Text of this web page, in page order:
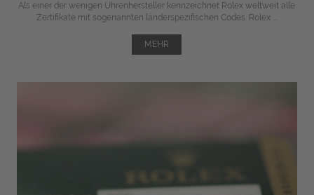
Als einer der wenigen Uhrenhersteller kennzeichnet Rolex weltweit alle
Zertifikate mit sogenannten länderspezifischen Codes. Rolex ...
MEHR